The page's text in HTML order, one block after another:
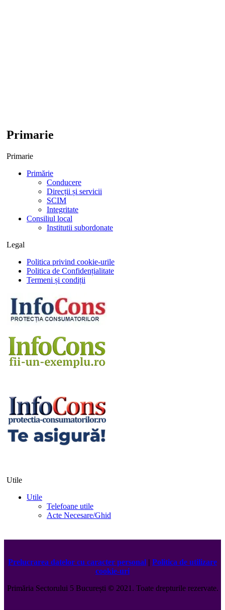
Primarie
Primarie
Primărie
Conducere
Direcții și servicii
SCIM
Integritate
Consiliul local
Institutii subordonate
Legal
Politica privind cookie-urile
Politica de Confidențialitate
Termeni și condiții
Utile
Utile
Telefoane utile
Acte Necesare/Ghid
Prelucrarea datelor cu caracter personal | Politica de utilizare
cookie-uri
Primăria Sectorului 5 București ©️2021. Toate drepturile rezervate.